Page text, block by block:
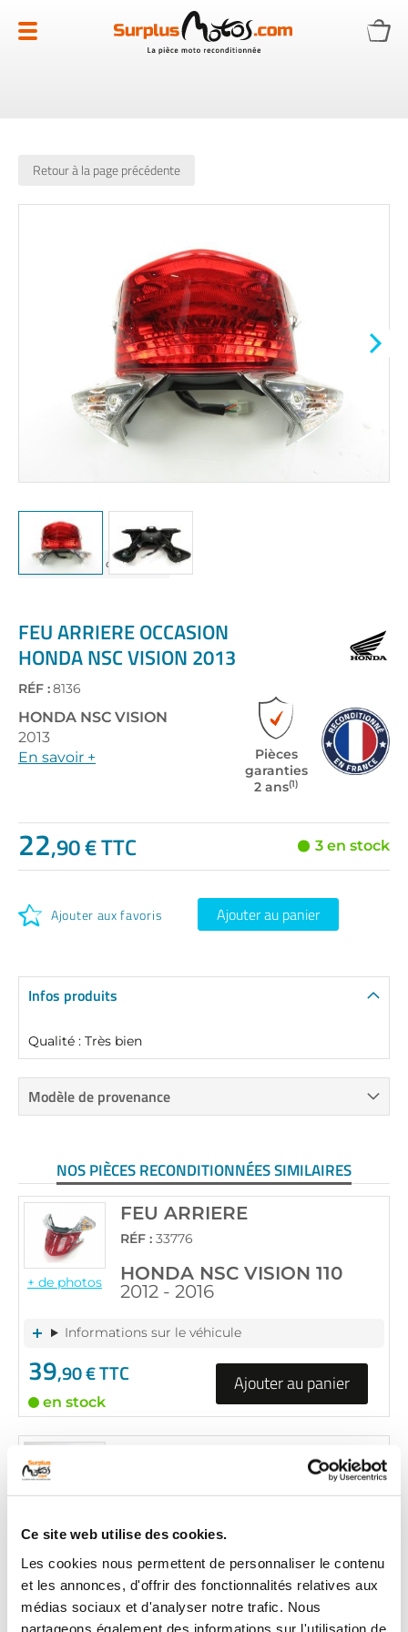
Ce site web utilise des cookies.
Les cookies nous permettent de personnaliser le contenu
et les annonces, d'offrir des fonctionnalités relatives aux
médias sociaux et d'analyser notre trafic. Nous
partageons également des informations sur l'utilisation de
au
contenu
Retour à la page précédente
the
beginning
of
the
images
gallery
FEU ARRIERE OCCASION
HONDA NSC VISION 2013
RÉF :8136
HONDA NSC VISION
2013
En savoir +
Pièces
garanties
2 ans(1)
22,90 € TTC 3 en stock
Ajouter aux favoris Ajouter au panier
Infos produits
Qualité : Très bien
Modèle de provenance
NOS PIÈCES RECONDITIONNÉES SIMILAIRES
+ de photos
FEU ARRIERE
RÉF : 33776
HONDA NSC VISION 110
2012 - 2016
Informations sur le véhicule
39,90 € TTC
en stock
Ajouter au panier
2012 - 2016
Informations sur le véhicule
39,90 € TTC Ajouter au panier